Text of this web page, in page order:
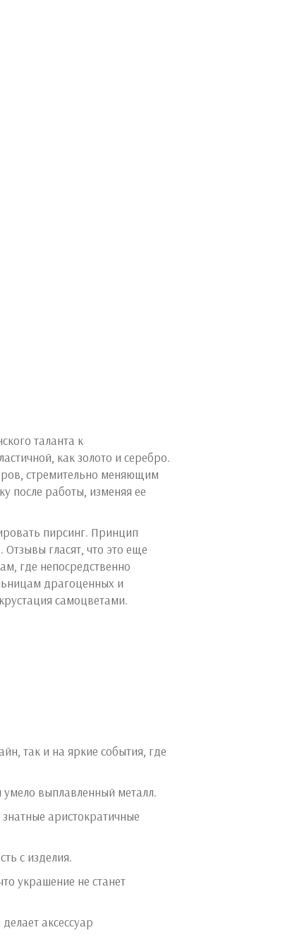
таланта к
как золото и серебро.
стремительно меняющим
после работы, изменяя ее
пирсинг. Принцип
гласят, что это еще
где непосредственно
драгоценных и
самоцветами.
так и на яркие события, где
умело выплавленный металл.
аристократичные
с изделия.
украшение не станет
аксессуар